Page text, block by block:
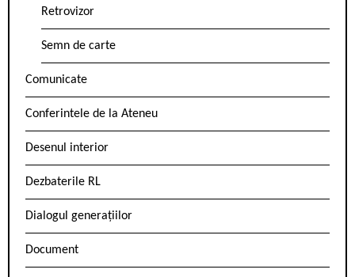
Retrovizor
Semn de carte
Comunicate
Conferintele de la Ateneu
Desenul interior
Dezbaterile RL
Dialogul generațiilor
Document